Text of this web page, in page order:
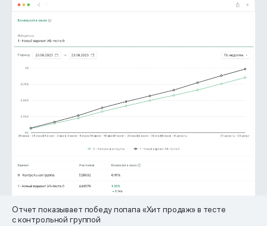
Отчет показывает победу попапа «Хит продаж» в тесте
с контрольной группой